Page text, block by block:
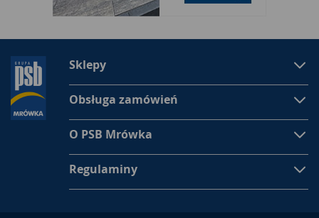
Sklepy
Obsługa zamówień
O PSB Mrówka
Regulaminy